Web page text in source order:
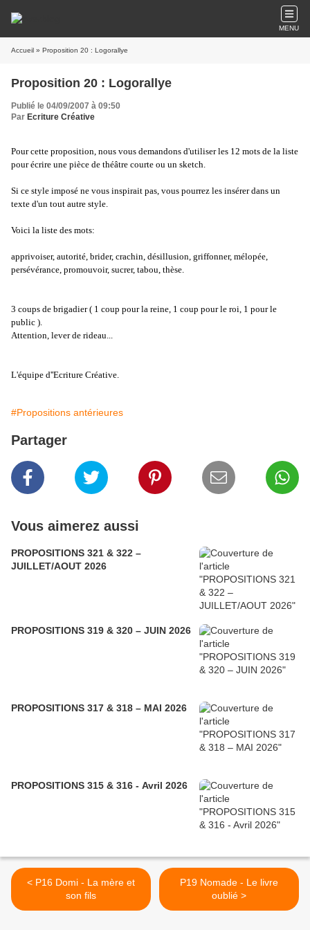
MENU
Accueil » Proposition 20 : Logorallye
Proposition 20 : Logorallye
Publié le 04/09/2007 à 09:50
Par Ecriture Créative
Pour cette proposition, nous vous demandons d'utiliser les 12 mots de la liste
pour écrire une pièce de théâtre courte ou un sketch.
Si ce style imposé ne vous inspirait pas, vous pourrez les insérer dans un
texte d'un tout autre style.
Voici la liste des mots:
apprivoiser, autorité, brider, crachin, désillusion, griffonner, mélopée,
persévérance, promouvoir, sucrer, tabou, thèse.
3 coups de brigadier ( 1 coup pour la reine, 1 coup pour le roi, 1 pour le
public ).
Attention, lever de rideau...
L'équipe d''Ecriture Créative.
#Propositions antérieures
Partager
Vous aimerez aussi
PROPOSITIONS 321 & 322 –
JUILLET/AOUT 2026
PROPOSITIONS 319 & 320 – JUIN 2026
PROPOSITIONS 317 & 318 – MAI 2026
PROPOSITIONS 315 & 316 - Avril 2026
< P16 Domi - La mère et
son fils
P19 Nomade - Le livre
oublié >